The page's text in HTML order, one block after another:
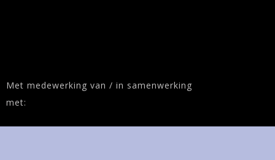
Met medewerking van / in samenwerking
met: